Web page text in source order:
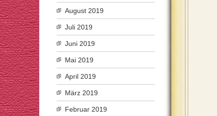
August 2019
Juli 2019
Juni 2019
Mai 2019
April 2019
März 2019
Februar 2019